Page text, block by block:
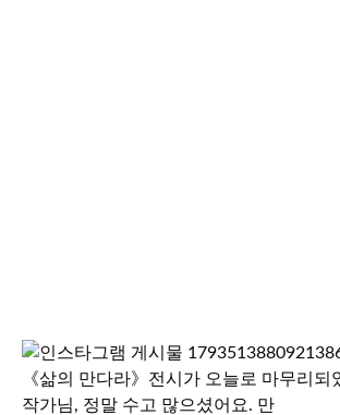
《삶의 만다라》전시가 오늘로 마무리되
작가님, 정말 수고 많으셨어요. 만